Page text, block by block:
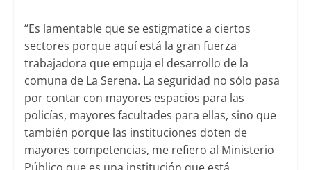
“Es lamentable que se estigmatice a ciertos
sectores porque aquí está la gran fuerza
trabajadora que empuja el desarrollo de la
comuna de La Serena. La seguridad no sólo pasa
por contar con mayores espacios para las
policías, mayores facultades para ellas, sino que
también porque las instituciones doten de
mayores competencias, me refiero al Ministerio